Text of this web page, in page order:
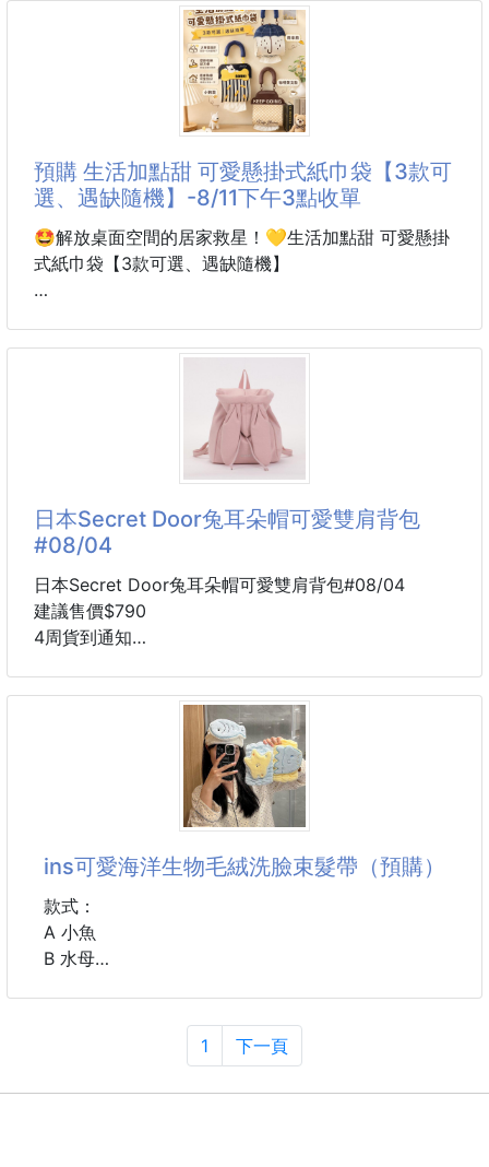
🉐️60年南部老廠獨家專案甜蜜價🉐️
🦆🥚台灣產全鴨蛋製作！
跟一般雞蛋做的麵口感很不同喔！
口感更香也更濃郁😋😋
尺寸：22*11*7cm
預購 生活加點甜 可愛懸掛式紙巾袋【3款可
選、遇缺隨機】-8/11下午3點收單
🤩解放桌面空間的居家救星！💛生活加點甜 可愛懸掛
式紙巾袋【3款可選、遇缺隨機】
🧻每天抽衛生紙，✨也要儀式感滿滿！
把平淡無奇的衛生紙，變成家裡最吸睛的療癒小角！
🤩解放桌面空間的居家救星！
來
浴室、車上、臥室隨處可掛
讓衛生紙也有專屬的可愛小窩～🥰
🌟嚴選 PU 質感皮革
🌟附軟軟超Q大提手＋開合環扣
汽車椅背、浴室洗臉台、臥室牆面隨掛隨用🆗
🌟加寬抽紙口×大容量設計
適合市面上大部分的衛生紙收納
日本Secret Door兔耳朵帽可愛雙肩背包
#08/04
日本Secret Door兔耳朵帽可愛雙肩背包#08/04
建議售價$790
4周貨到通知
想找一款日常可背、拍照也可愛的包包
這款兔耳朵帽造型雙肩背包很適合
包身做成像戴著兔耳朵帽子的立體輪廓
背起來有一點俏皮、一點可愛
不會太誇張，卻能讓穿搭多一個亮點！
不管是小學生女孩日常外出
週末逛街、親子出遊、主題樂園、活動造型
或是想拍照更有氛圍，都很適合搭配～
包包上方做出像兔耳帽一樣的立體感
背起來可愛又有存在感，讓簡單穿搭也多了童趣感～
❤️🐰穿搭多一點小巧思
ins可愛海洋生物毛絨洗臉束髮帶（預購）
款式：
A 小魚
B 水母
1 下一頁